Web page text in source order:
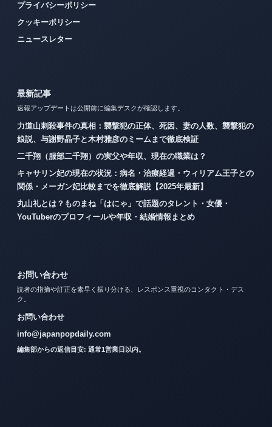
プライバシーポリシー
クッキーポリシー
ニュースレター
最新記事
速報アップデートは公開前に編集デスクが確認します。
力道山刺殺事件の真相：襲撃犯の正体、死因、妻の人数、襲撃犯の
娘説、与謝野晶子と木村雅彦のミームまで徹底検証
二千翔（服部二千翔）の実父や年収、現在の職業は？
キャサリン妃の現在の状況：病名・治療経過・ウィリアム王子との
関係・メーガン妃比較までを徹底解説【2025年最新】
丸山礼とは？ものまね「はにゃ」で話題のタレント・女優・
YouTuberのプロフィールや年収・結婚情報まとめ
お問い合わせ
読者の指摘や訂正を素早く振り分ける、レスポンス重視のコンタクト・デス
ク。
お問い合わせ
info@japanpopdaily.com
編集部からの返信目安: 通常1営業日以内。